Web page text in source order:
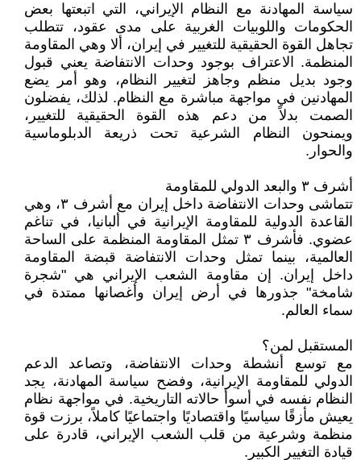
سياسة المهادنة مع النظام الإيراني، التي اتبعتها بعض
الحكومات واللوبيات الغربية على مدى عقود، تتطلب
تجاهل القوة الحقيقية للتغيير في إيران، ألا وهي المقاومة
المنظمة. الاعتراف بوجود وحدات الانتفاضة يعني قبول
وجود بديل منظم وجاهز لتغيير النظام، وهو أمر يضع
المهادنين في مواجهة مباشرة مع النظام. لذلك، يفضلون
الصمت بدلاً من دعم هذه القوة الحقيقية للتغيير،
ويمنحون النظام الشرعية تحت ذريعة الدبلوماسية
والحوار.
أشرف ۳ والبعد الدولي للمقاومة
تتماشى وحدات الانتفاضة داخل إيران مع أشرف ۳، وهي
القاعدة الدولية للمقاومة الإيرانية في ألبانيا، في تناغم
عضوي. فأشرف ۳ تمثل المقاومة المنظمة على الساحة
العالمية، بينما تمثل وحدات الانتفاضة قبضة المقاومة
داخل إيران. إن مقاومة الشعب الإيراني هي "شجرة
شامخة" جذورها في أرض إيران وأغصانها ممتدة في
سماء العالم.
المستقبل لمن؟
مع توسع أنشطة وحدات الانتفاضة، وتصاعد الدعم
الدولي للمقاومة الإيرانية، وفضح سياسة المهادنة، يجد
النظام نفسه في أسوأ حالاته التاريخية. في مواجهة نظام
يعيش مأزقًا سياسيًا واقتصاديًا واجتماعيًا كاملاً، برزت قوة
منظمة وشرعية من قلب الشعب الإيراني، قادرة على
قيادة التغيير الكبير.